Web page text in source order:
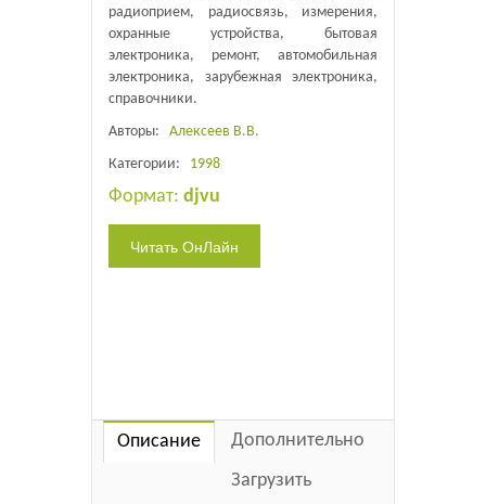
радиоприем, радиосвязь, измерения,
охранные устройства, бытовая
электроника, ремонт, автомобильная
электроника, зарубежная электроника,
справочники.
Авторы: Алексеев В.В.
Категории: 1998
Формат: djvu
Описание
Дополнительно
Загрузить